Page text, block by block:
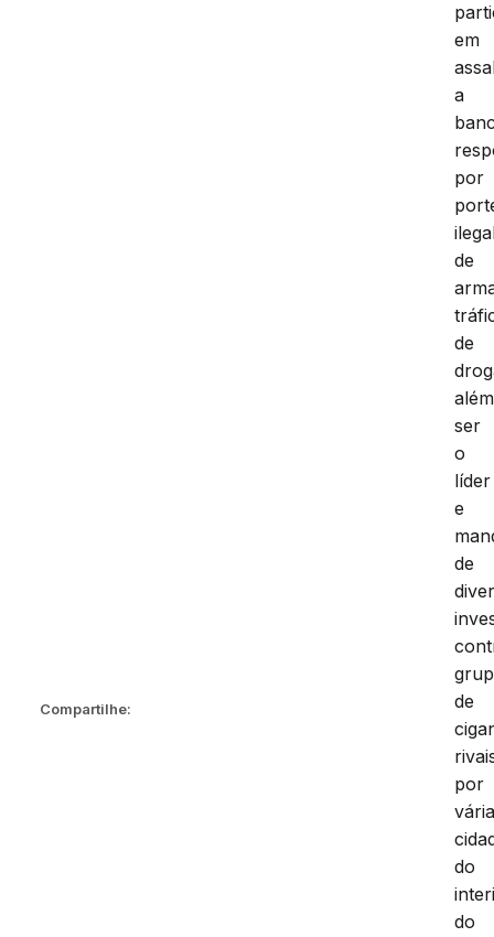
Compartilhe:
em
a
por
de
de
além
ser
o
líder
e
de
de
por
do
do